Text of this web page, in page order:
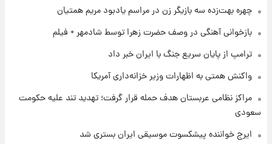
۱ روز پیش
قیمت‌ها تغییر کرد
+جدول
چهره بهت‌زده سه بازیگر زن در مراسم یادبود مریم همتیان
بازخوانی آهنگی در وصف حضرت زهرا توسط شادمهر + فیلم
ترامپ از پایان سریع جنگ با ایران خبر داد
واکنش همتی به اظهارات وزیر خزانه‌داری آمریکا
مراکز نظامی عربستان هدف حمله قرار گرفت؛ تهدید تند علیه حکومت
سعودی
ایرج خواننده پیشکسوت موسیقی ایران بستری شد